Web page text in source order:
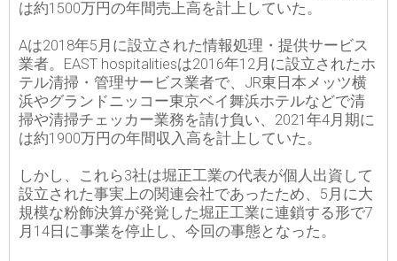
は約1500万円の年間売上高を計上していた。
Aは2018年5月に設立された情報処理・提供サービス
業者。EAST hospitalitiesは2016年12月に設立されたホ
テル清掃・管理サービス業者で、JR東日本メッツ横
浜やグランドニッコー東京ベイ舞浜ホテルなどで清
掃や清掃チェッカー業務を請け負い、2021年4月期に
は約1900万円の年間収入高を計上していた。
しかし、これら3社は堀正工業の代表が個人出資して
設立された事実上の関連会社であったため、5月に大
規模な粉飾決算が発覚した堀正工業に連鎖する形で7
月14日に事業を停止し、今回の事態となった。